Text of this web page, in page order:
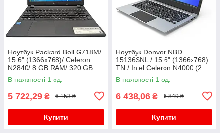
Ноутбук Packard Bell G718M/
15.6" (1366x768)/ Celeron
N2840/ 8 GB RAM/ 320 GB
HDD/ HD
В наявності 1 од.
5 722,29 ₴ 6 153 ₴
Купити
Ноутбук Denver NBD-
15136SNL / 15.6" (1366x768)
TN / Intel Celeron N4000 (2
ядра по 1.1 - 2.6 GHz) / 4 GB
DDR4 / 128 GB SSD M.2 /
В наявності 1 од.
6 438,06 ₴ 6 849 ₴
Купити